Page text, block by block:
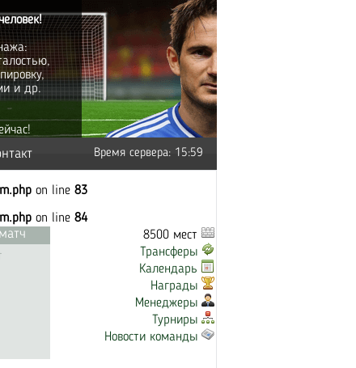
и др.
Время сервера: 15:59
on line 83
on line 84
8500 мест
Трансферы
Календарь
Награды
Менеджеры
Турниры
Новости команды